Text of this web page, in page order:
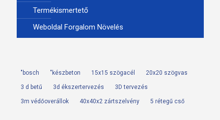
Termékismertető
Weboldal Forgalom Növelés
"bosch "készbeton 15x15 szögacél 20x20 szögvas
3 d betű 3d ékszertervezés 3D tervezés
3m védőoverállok 40x40x2 zártszelvény 5 rétegű cső